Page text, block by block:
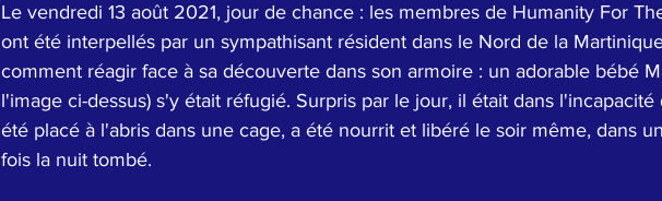
Le vendredi 13 août 2021, jour de chance : les membres de Humanity For
ont été interpellés par un sympathisant résident dans le Nord de la
comment réagir face à sa découverte dans son armoire : un adorable bébé
l'image ci-dessus) s'y était réfugié. Surpris par le jour, il était dans l'incapacité
été placé à l'abris dans une cage, a été nourrit et libéré le soir même, dans
fois la nuit tombé.